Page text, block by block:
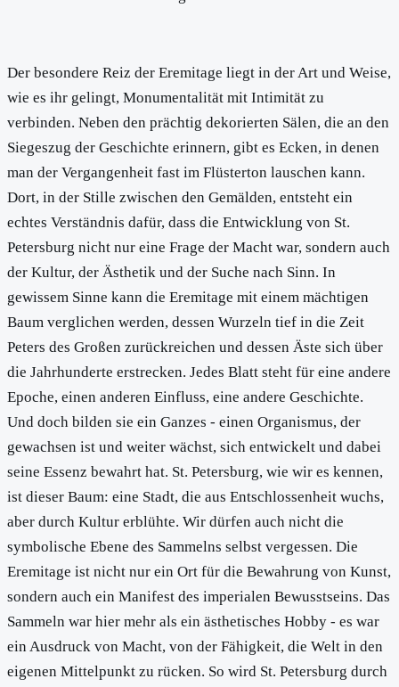
Der besondere Reiz der Eremitage liegt in der Art und Weise,
wie es ihr gelingt, Monumentalität mit Intimität zu
verbinden. Neben den prächtig dekorierten Sälen, die an den
Siegeszug der Geschichte erinnern, gibt es Ecken, in denen
man der Vergangenheit fast im Flüsterton lauschen kann.
Dort, in der Stille zwischen den Gemälden, entsteht ein
echtes Verständnis dafür, dass die Entwicklung von St.
Petersburg nicht nur eine Frage der Macht war, sondern auch
der Kultur, der Ästhetik und der Suche nach Sinn. In
gewissem Sinne kann die Eremitage mit einem mächtigen
Baum verglichen werden, dessen Wurzeln tief in die Zeit
Peters des Großen zurückreichen und dessen Äste sich über
die Jahrhunderte erstrecken. Jedes Blatt steht für eine andere
Epoche, einen anderen Einfluss, eine andere Geschichte.
Und doch bilden sie ein Ganzes - einen Organismus, der
gewachsen ist und weiter wächst, sich entwickelt und dabei
seine Essenz bewahrt hat. St. Petersburg, wie wir es kennen,
ist dieser Baum: eine Stadt, die aus Entschlossenheit wuchs,
aber durch Kultur erblühte. Wir dürfen auch nicht die
symbolische Ebene des Sammelns selbst vergessen. Die
Eremitage ist nicht nur ein Ort für die Bewahrung von Kunst,
sondern auch ein Manifest des imperialen Bewusstseins. Das
Sammeln war hier mehr als ein ästhetisches Hobby - es war
ein Ausdruck von Macht, von der Fähigkeit, die Welt in den
eigenen Mittelpunkt zu rücken. So wird St. Petersburg durch